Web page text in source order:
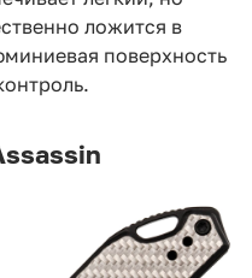
ложится в
поверхность